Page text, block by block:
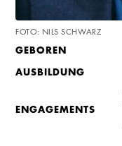
GEBOREN
AUSBILDUNG
ENGAGEMENTS
FOTO: NILS SCHWARZ